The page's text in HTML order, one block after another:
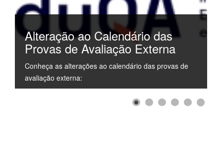
Alteração ao Calendário das
Provas de Avaliação Externa
Conheça as alterações ao calendário das provas de
avaliação externa: